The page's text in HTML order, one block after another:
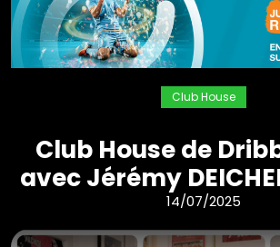
Club House
Club House de
avec Jérémy
14/07/2025